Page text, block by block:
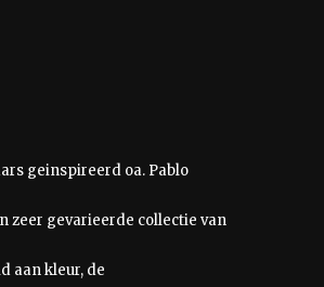
geinspireerd oa. Pablo
zeer gevarieerde collectie van
aan kleur, de